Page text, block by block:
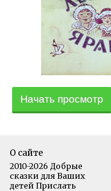
Начать просмотр
О сайте
2010-2026 Добрые
сказки для Ваших
детей Прислать